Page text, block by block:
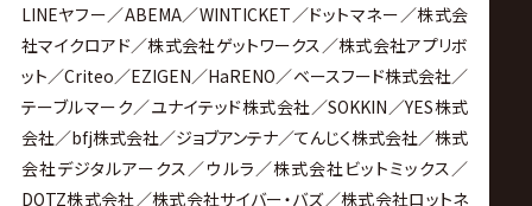
LINEヤフー／ABEMA／WINTICKET／ドットマネー／株式会
社マイクロアド／株式会社ゲットワークス／株式会社アプリボ
ット／Criteo／EZIGEN／HaRENO／ベースフード株式会社／
テーブルマーク／ユナイテッド株式会社／SOKKIN／YES株式
会社／bfj株式会社／ジョブアンテナ／てんじく株式会社／株式
会社デジタルアークス／ウルラ／株式会社ビットミックス／
DOTZ株式会社／株式会社サイバー・バズ／株式会社ロットネ